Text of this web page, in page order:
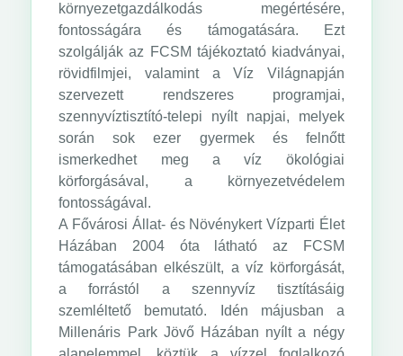
környezetgazdálkodás megértésére,
fontosságára és támogatására. Ezt
szolgálják az FCSM tájékoztató kiadványai,
rövidfilmjei, valamint a Víz Világnapján
szervezett rendszeres programjai,
szennyvíztisztító-telepi nyílt napjai, melyek
során sok ezer gyermek és felnőtt
ismerkedhet meg a víz ökológiai
körforgásával, a környezetvédelem
fontosságával.
A Fővárosi Állat- és Növénykert Vízparti Élet
Házában 2004 óta látható az FCSM
támogatásában elkészült, a víz körforgását,
a forrástól a szennyvíz tisztításáig
szemléltető bemutató. Idén májusban a
Millenáris Park Jövő Házában nyílt a négy